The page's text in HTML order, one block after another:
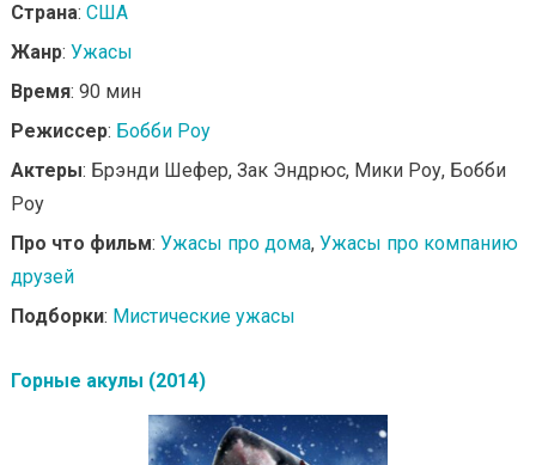
Страна: США
Жанр: Ужасы
Время: 90 мин
Режиссер: Бобби Роу
Актеры: Брэнди Шефер, Зак Эндрюс, Мики Роу, Бобби
Роу
Про что фильм: Ужасы про дома, Ужасы про компанию
друзей
Подборки: Мистические ужасы
Горные акулы (2014)